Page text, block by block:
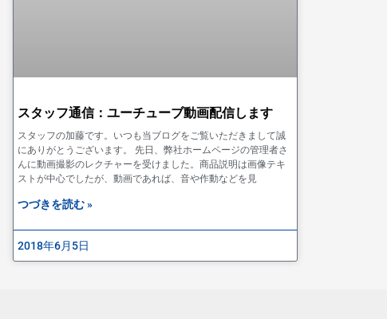
スタッフ通信：ユーチューブ動画配信します
スタッフの加藤です。いつも当ブログをご覧いただきまして誠
にありがとうございます。 先日、弊社ホームページの管理者さ
んに動画撮影のレクチャーを受けました。商品説明は画像テキ
ストが中心でしたが、動画であれば、音や作動などを見
つづきを読む »
2018年6月5日